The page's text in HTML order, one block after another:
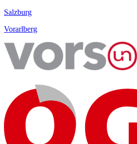
Salzburg
Vorarlberg